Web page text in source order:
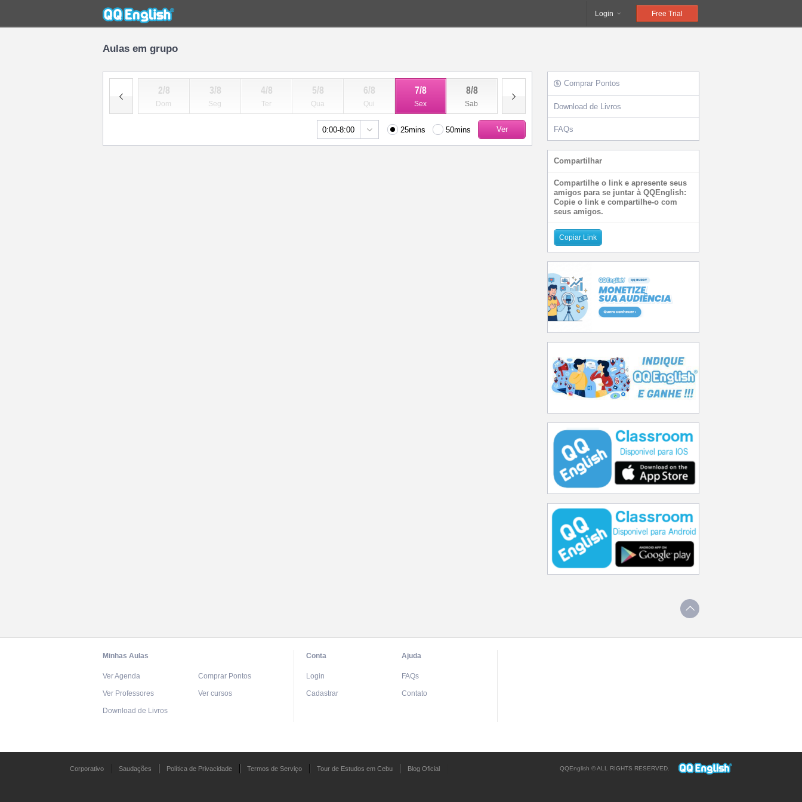
Login Free Trial
Aulas em grupo
2/8
Dom
3/8
Seg
4/8
Ter
5/8
Qua
6/8
Qui
7/8
Sex
8/8
Sab
10/8
Seg Ter
0:00-8:00 25mins 50mins
Comprar Pontos
Download de Livros
FAQs
Compartilhar
Compartilhe o link e apresente seus
amigos para se juntar à QQEnglish:
Copie o link e compartilhe-o com
seus amigos.
Copiar Link
Minhas Aulas
Ver Agenda Comprar Pontos
Ver Professores Ver cursos
Download de Livros
Conta
Login
Cadastrar
Ajuda
FAQs
Contato
Corporativo Saudações Política de Privacidade Termos de Serviço Tour de Estudos em Cebu Blog Oficial QQEnglish © ALL RIGHTS RESERVED.